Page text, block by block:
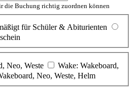
die Buchung richtig zuordnen können
für Schüler & Abiturienten
Neo, Weste
Wake: Wakeboard,
Neo, Weste, Helm